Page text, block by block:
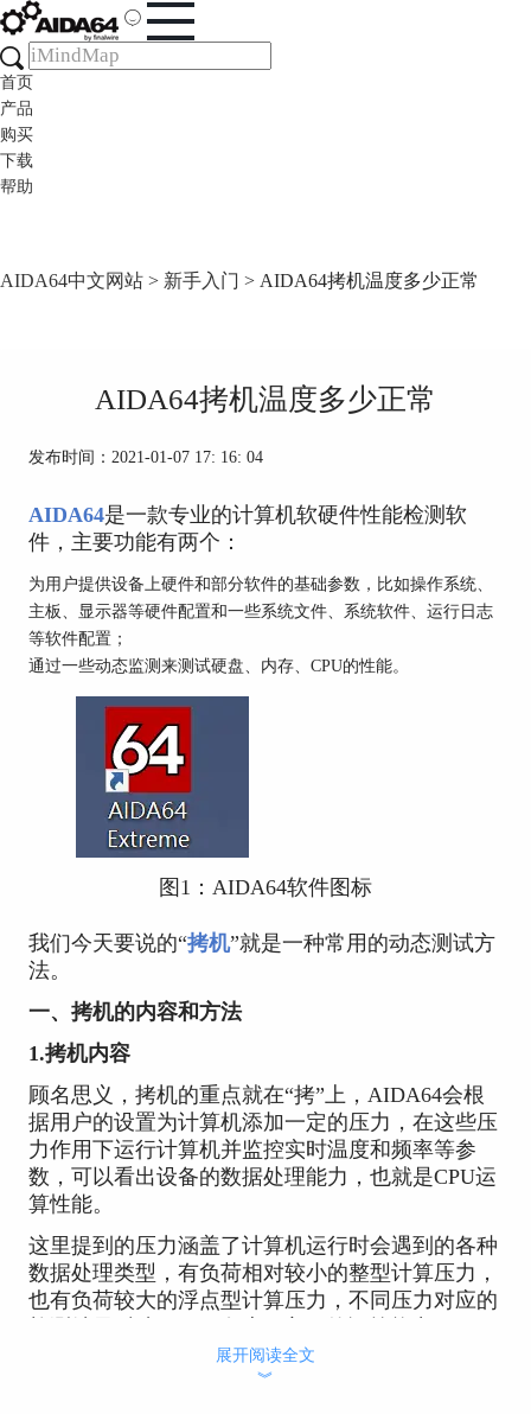
首页
产品
购买
下载
帮助
AIDA64中文网站 > 新手入门 > AIDA64拷机温度多少正常
AIDA64拷机温度多少正常
发布时间：2021-01-07 17: 16: 04
AIDA64是一款专业的计算机软硬件性能检测软
件，主要功能有两个：
为用户提供设备上硬件和部分软件的基础参数，比如操作系统、
主板、显示器等硬件配置和一些系统文件、系统软件、运行日志
等软件配置；
通过一些动态监测来测试硬盘、内存、CPU的性能。
图1：AIDA64软件图标
我们今天要说的“拷机”就是一种常用的动态测试方
法。
一、拷机的内容和方法
1.拷机内容
顾名思义，拷机的重点就在“拷”上，AIDA64会根
据用户的设置为计算机添加一定的压力，在这些压
力作用下运行计算机并监控实时温度和频率等参
数，可以看出设备的数据处理能力，也就是CPU运
算性能。
这里提到的压力涵盖了计算机运行时会遇到的各种
数据处理类型，有负荷相对较小的整型计算压力，
也有负荷较大的浮点型计算压力，不同压力对应的
展开阅读全文
︾